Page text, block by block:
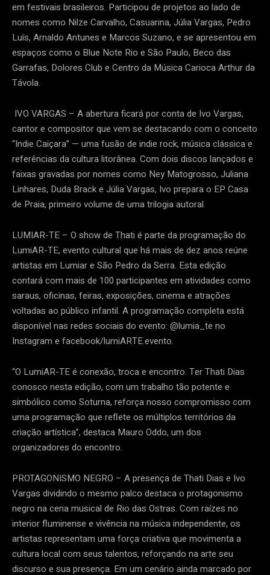
em festivais brasileiros. Participou de projetos ao lado de
nomes como Nilze Carvalho, Casuarina, Júlia Vargas, Pedro
Luís, Arnaldo Antunes e Marcos Suzano, e se apresentou em
espaços como o Blue Note Rio e São Paulo, Beco das
Garrafas, Dolores Club e Centro da Música Carioca Arthur da
Távola.
IVO VARGAS – A abertura ficará por conta de Ivo Vargas,
cantor e compositor que vem se destacando com o conceito
“Indie Caiçara” — uma fusão de indie rock, música clássica e
referências da cultura litorânea. Com dois discos lançados e
faixas gravadas por nomes como Ney Matogrosso, Juliana
Linhares, Duda Brack e Júlia Vargas, Ivo prepara o EP Casa
de Praia, primeiro volume de uma trilogia autoral.
LUMIAR-TE – O show de Thati é parte da programação do
LumiAR-TE, evento cultural que há mais de dez anos reúne
artistas em Lumiar e São Pedro da Serra. Esta edição
contará com mais de 100 participantes em atividades como
saraus, oficinas, feiras, exposições, cinema e atrações
voltadas ao público infantil. A programação completa está
disponível nas redes sociais do evento: @lumia_te no
Instagram e facebook/lumiARTE.evento.
“O LumiAR-TE é conexão, troca e encontro. Ter Thati Dias
conosco nesta edição, com um trabalho tão potente e
simbólico como Soturna, reforça nosso compromisso com
uma programação que reflete os múltiplos territórios da
criação artística”, destaca Mauro Oddo, um dos
organizadores do encontro.
PROTAGONISMO NEGRO – A presença de Thati Dias e Ivo
Vargas dividindo o mesmo palco destaca o protagonismo
negro na cena musical de Rio das Ostras. Com raízes no
interior fluminense e vivência na música independente, os
artistas representam uma força criativa que movimenta a
cultura local com seus talentos, reforçando na arte seu
discurso e sua presença. Em um cenário ainda marcado por